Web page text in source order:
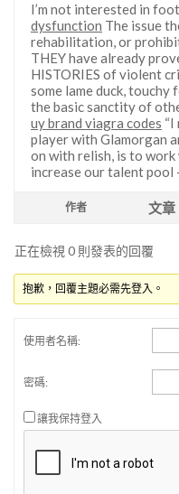
I’m not interested in
dysfunction The issue
rehabilitation, or
THEY have already
HISTORIES of violent
some lame duck,
the basic sanctity of
uy brand viagra codes “I
player with Glamorgan
on with relish, is to
increase our talent pool
作者 文章
正在檢視 0 則發表的回覆
抱歉，回覆主題必需先登入。
使用者名稱:
密碼:
讓我保持登入